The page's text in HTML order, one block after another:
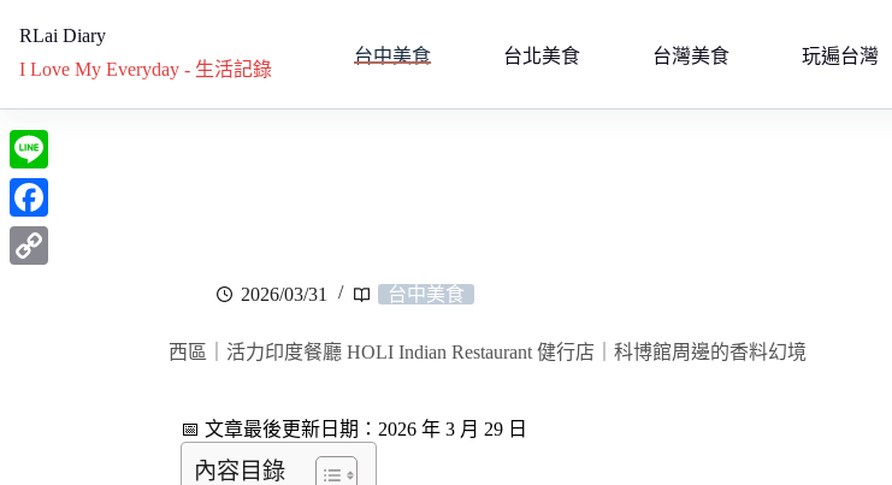
RLai Diary
I Love My Everyday - 生活記錄
台中美食 台北美食 台灣美食 玩遍台灣
2026/03/31 台中美食
西區｜活力印度餐廳 HOLI Indian Restaurant 健行店｜科博館周邊的香料幻境
📅 文章最後更新日期：2026 年 3 月 29 日
內容目錄
L
i
n
F